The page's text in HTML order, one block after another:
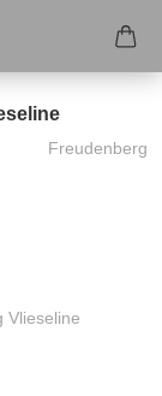
Freudenberg